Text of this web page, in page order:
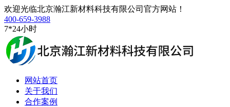
欢迎光临北京瀚江新材料科技有限公司官方网站！
400-659-3988
7*24小时
网站首页
关于我们
合作案例